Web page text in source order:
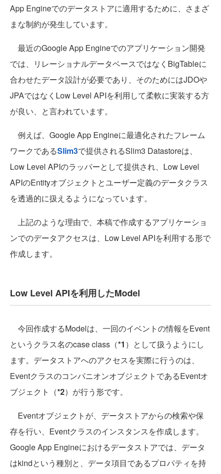
App Engineでのデータストアに適用するために、さまざ
まな制約が発生しています。
最近のGoogle App Engineでのアプリケーション開発
では、リレーショナルデータベースではなくBigTableに
合わせたデータ設計が必要であり、そのためにはJDOや
JPAではなくLow Level APIを利用して柔軟に実装する方
が良い、と言われています。
例えば、Google App Engineに最適化されたフレーム
ワークであるSlim3で提供されるSlim3 Datastoreは、
Low Level APIのラッパーとして提供され、Low Level
APIのEntityオブジェクトとユーザー定義のデータクラス
を透過的に扱えるようになっています。
上記のような理由で、本稿で作成するアプリケーショ
ンでのデータアクセスは、Low Level APIを利用する形で
作成します。
Low Level APIを利用したModel
今回作成するModelは、一回のイベントの情報をEvent
というクラス名のcase class（*1 ）として扱うようにし
ます。データストアへのアクセスを実際に行うのは、
EventクラスのコンパニオンオブジェクトであるEventオ
ブジェクト（*2）が行う形です。
Eventオブジェクトが、データストアからの検索や保
存を行い、Eventクラスのインスタンスを作成します。
Google App Engineにおけるデータストアでは、データ
はkindという種別と、データ項目であるプロパティを持